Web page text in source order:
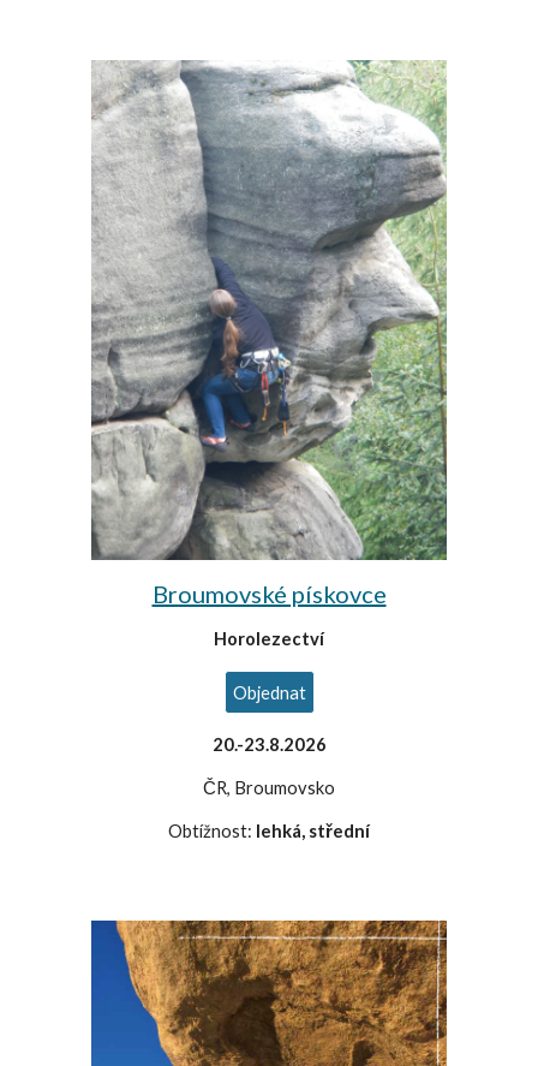
Broumovské pískovce
Horolezectví
Objednat
20.-23.8.2026
ČR, Broumovsko
Obtížnost: lehká, střední